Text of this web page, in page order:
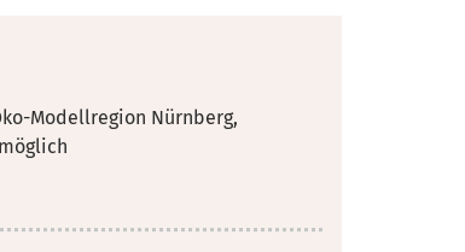
Modellregion Nürnberg,